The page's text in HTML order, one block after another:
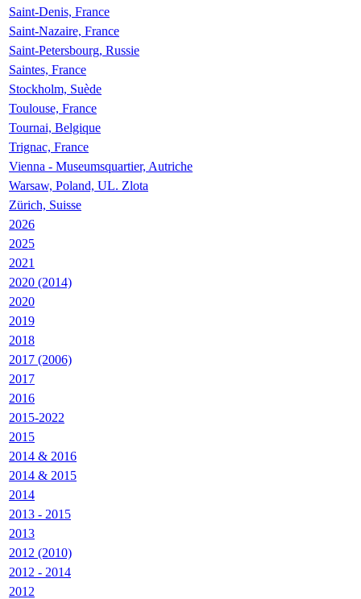
Saint-Denis, France
Saint-Nazaire, France
Saint-Petersbourg, Russie
Saintes, France
Stockholm, Suède
Toulouse, France
Tournai, Belgique
Trignac, France
Vienna - Museumsquartier, Autriche
Warsaw, Poland, UL. Zlota
Zürich, Suisse
2026
2025
2021
2020 (2014)
2020
2019
2018
2017 (2006)
2017
2016
2015-2022
2015
2014 & 2016
2014 & 2015
2014
2013 - 2015
2013
2012 (2010)
2012 - 2014
2012